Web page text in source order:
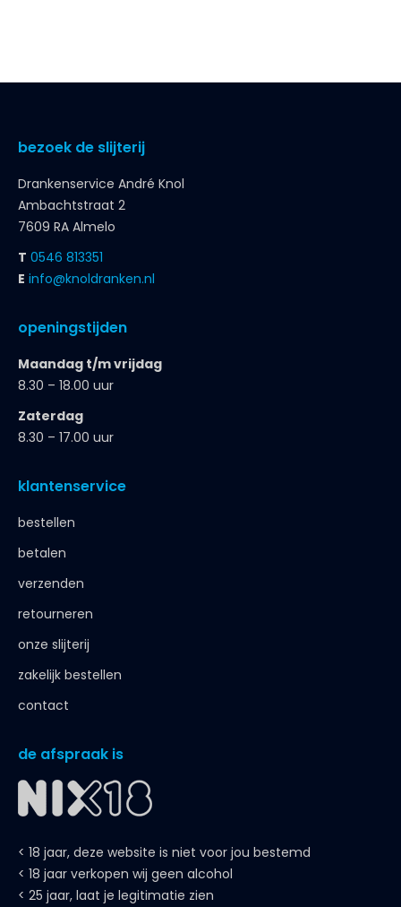
bezoek de slijterij
Drankenservice André Knol
Ambachtstraat 2
7609 RA Almelo
T 0546 813351
E info@knoldranken.nl
openingstijden
Maandag t/m vrijdag
8.30 – 18.00 uur
Zaterdag
8.30 – 17.00 uur
klantenservice
bestellen
betalen
verzenden
retourneren
onze slijterij
zakelijk bestellen
contact
de afspraak is
< 18 jaar, deze website is niet voor jou bestemd
< 18 jaar verkopen wij geen alcohol
< 25 jaar, laat je legitimatie zien